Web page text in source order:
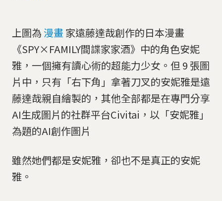
上圖為 漫畫 家遠藤達哉創作的日本漫畫
《SPY×FAMILY間諜家家酒》中的角色安妮
雅，一個擁有讀心術的超能力少女。但 9 張圖
片中，只有「右下角」拿著刀叉的安妮雅是遠
藤達哉親自繪製的，其他全部都是在專門分享
AI生成圖片的社群平台Civitai，以「安妮雅」
為題的AI創作圖片
雖然她們都是安妮雅，卻也不是真正的安妮
雅。